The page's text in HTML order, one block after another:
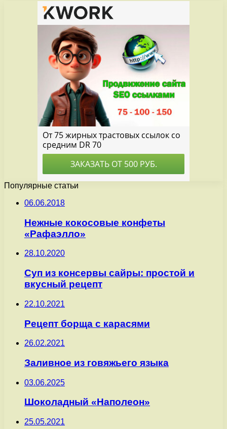
Популярные статьи
06.06.2018
Нежные кокосовые конфеты
«Рафаэлло»
28.10.2020
Суп из консервы сайры: простой и
вкусный рецепт
22.10.2021
Рецепт борща с карасями
26.02.2021
Заливное из говяжьего языка
03.06.2025
Шоколадный «Наполеон»
25.05.2021